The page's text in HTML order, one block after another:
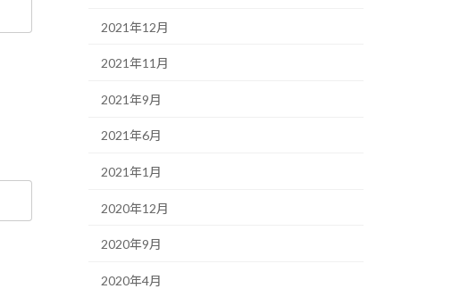
2021年12月
2021年11月
2021年9月
2021年6月
2021年1月
2020年12月
2020年9月
2020年4月